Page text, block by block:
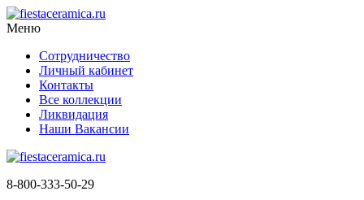
Меню
Сотрудничество
Личный кабинет
Контакты
Все коллекции
Ликвидация
Наши Вакансии
8-800-333-50-29